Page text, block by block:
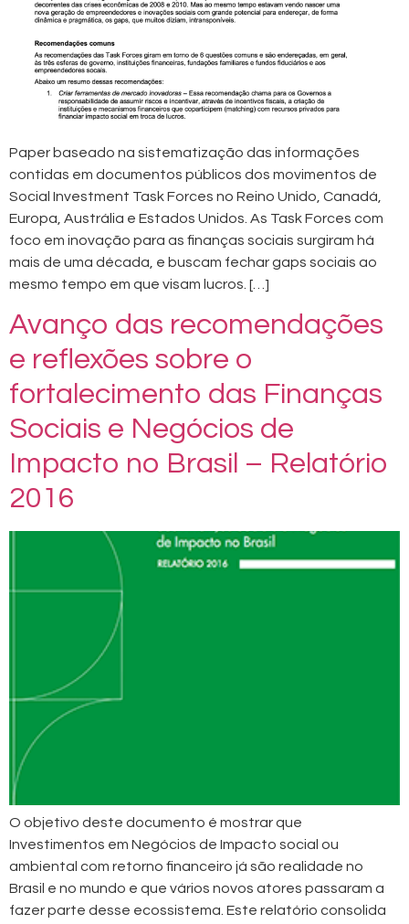
Paper baseado na sistematização das informações
contidas em documentos públicos dos movimentos de
Social Investment Task Forces no Reino Unido, Canadá,
Europa, Austrália e Estados Unidos. As Task Forces com
foco em inovação para as finanças sociais surgiram há
mais de uma década, e buscam fechar gaps sociais ao
mesmo tempo em que visam lucros. […]
Avanço das recomendações
e reflexões sobre o
fortalecimento das Finanças
Sociais e Negócios de
Impacto no Brasil – Relatório
2016
O objetivo deste documento é mostrar que
Investimentos em Negócios de Impacto social ou
ambiental com retorno financeiro já são realidade no
Brasil e no mundo e que vários novos atores passaram a
fazer parte desse ecossistema. Este relatório consolida